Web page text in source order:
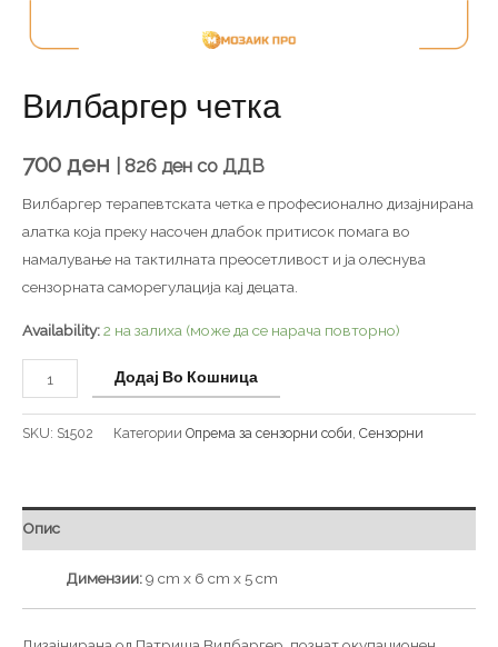
Вилбаргер четка
700 ден 826 ден со ДДВ
Вилбаргер терапевтската четка е професионално дизајнирана
алатка која преку насочен длабок притисок помага во
намалување на тактилната преосетливост и ја олеснува
сензорната саморегулација кај децата.
Availability:2 на залиха (може да се нарача повторно)
Додај Во Кошница
SKU: S1502 Категории Опрема за сензорни соби, Сензорни
Опис
Димензии:9 cm x 6 cm x 5 cm